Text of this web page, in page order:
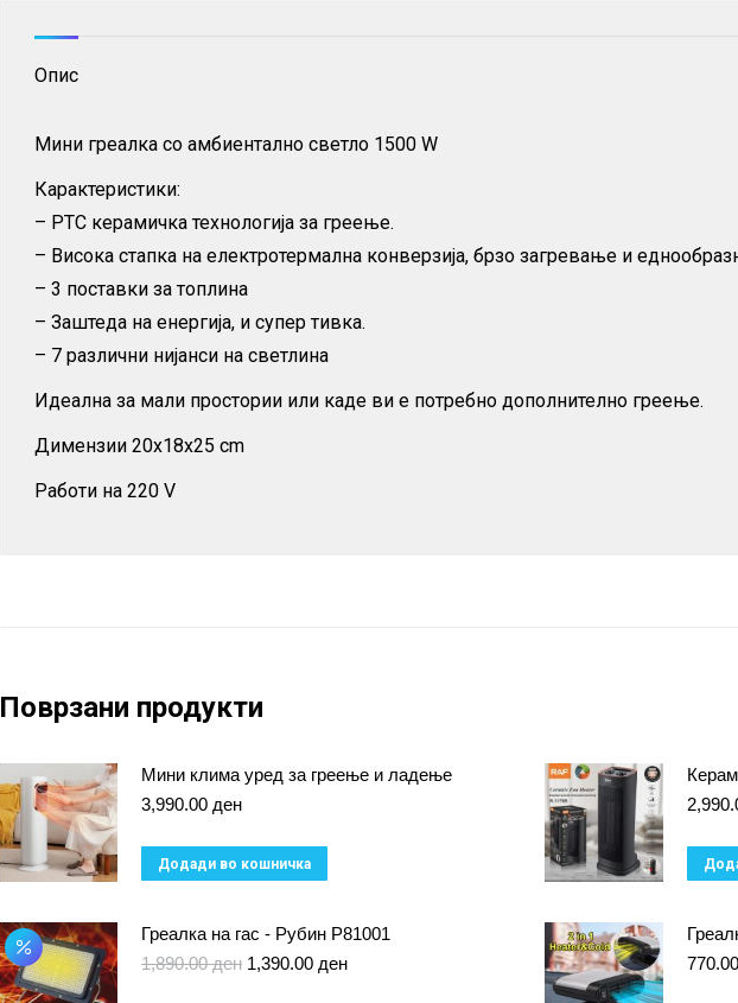
Опис
Мини греалка со амбиентално светло 1500 W
Карактеристики:
– PTC керамичка технологија за греење.
– Висока стапка на електротермална конверзија, брзо загревање и
– 3 поставки за топлина
– Заштеда на енергија, и супер тивка.
– 7 различни нијанси на светлина
Идеална за мали простории или каде ви е потребно дополнително греење.
Димензии 20x18x25 cm
Работи на 220 V
Поврзани продукти
Мини клима уред за греење и ладење
3,990.00 ден
Додади во кошничка
Греалка на гас - Рубин Р81001
1,890.00ден Original
1,390.00 денCurrent
770.00